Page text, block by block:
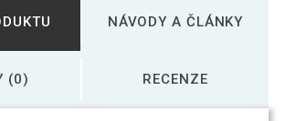
NÁVODY A ČLÁNKY
(0) RECENZE